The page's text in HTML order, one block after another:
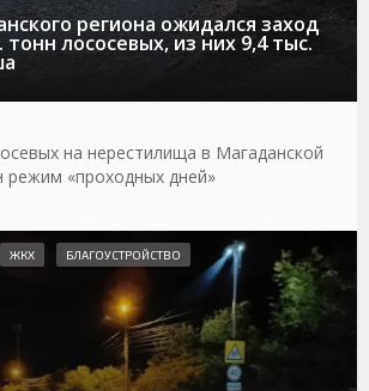
региона ожидался заход
лососевых, из них 9,4 тыс.
на нерестилища в Магаданской
режим «проходных дней»
ЖКХ БЛАГОУСТРОЙСТВО